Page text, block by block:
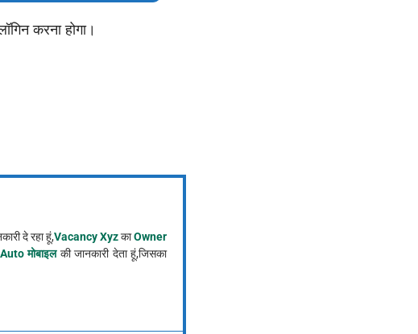
करना होगा।
दे रहा हूं,Vacancy XyzकाOwner
Auto मोबाइलकी जानकारी देता हूं,जिसका